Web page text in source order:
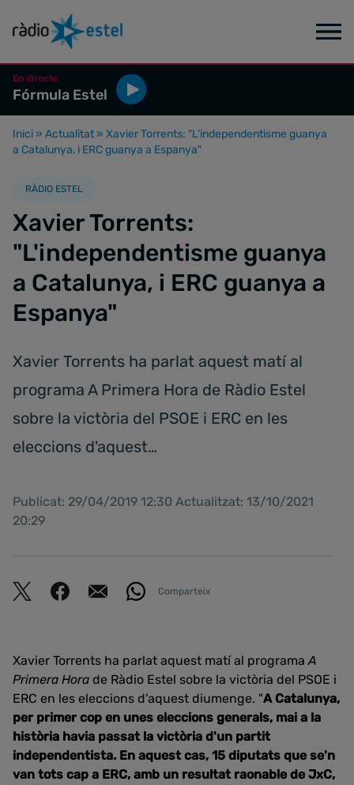
En directe
Fórmula Estel
Inici » Actualitat » Xavier Torrents: "L'independentisme guanya
a Catalunya, i ERC guanya a Espanya"
RÀDIO ESTEL
Xavier Torrents:
"L'independentisme guanya
a Catalunya, i ERC guanya a
Espanya"
Xavier Torrents ha parlat aquest matí al
programa A Primera Hora de Ràdio Estel
sobre la victòria del PSOE i ERC en les
eleccions d'aquest…
Publicat: 29/04/2019 12:30 Actualitzat: 13/10/2021
20:29
Comparteix
Xavier Torrents ha parlat aquest matí al programaA
Primera Hora de Ràdio Estel sobre la victòria del PSOE i
ERC en les eleccions d'aquest diumenge. "A Catalunya,
per primer cop en unes eleccions generals, mai a la
història havia passat la victòria d'un partit
independentista. En aquest cas, 15 diputats que se'n
van tots cap a ERC, amb un resultat raonable de JxC,